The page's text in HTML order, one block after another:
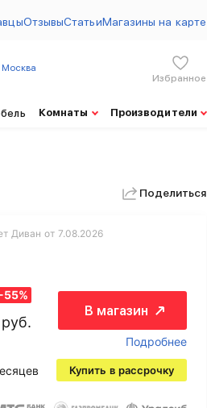
ОтзывыСтатьиМагазины на карте
Москва
Избранное
Комнаты Производители
Поделиться
Диван от 7.08.2026
-55%
руб.
В магазин
Подробнее
Купить в рассрочку